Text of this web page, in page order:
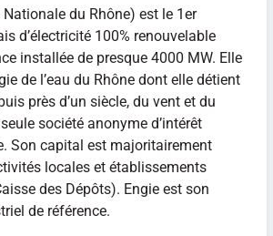
du Rhône) est le 1er
d’électricité 100% renouvelable
installée de presque 4000 MW. Elle
de l’eau du Rhône dont elle détient
près d’un siècle, du vent et du
société anonyme d’intérêt
Son capital est majoritairement
locales et établissements
des Dépôts). Engie est son
de référence.